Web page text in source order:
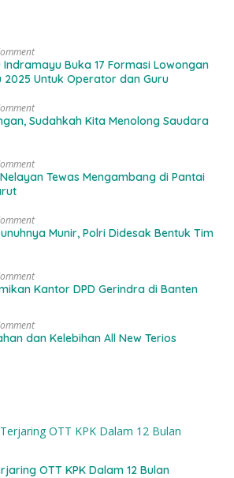
Indramayu Buka 17 Formasi Lowongan
2025 Untuk Operator dan Guru
Sudahkah Kita Menolong Saudara
Tewas Mengambang di Pantai
Munir, Polri Didesak Bentuk Tim
Kantor DPD Gerindra di Banten
dan Kelebihan All New Terios
OTT KPK Dalam 12 Bulan